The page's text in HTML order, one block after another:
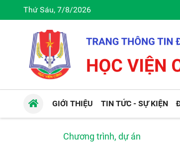
Thứ Sáu, 7/8/2026
GIỚI THIỆU TIN TỨC - SỰ KIỆN
Chương trình, dự án